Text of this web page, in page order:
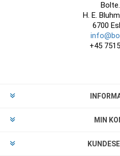
H. E.
6700
+45
MIN